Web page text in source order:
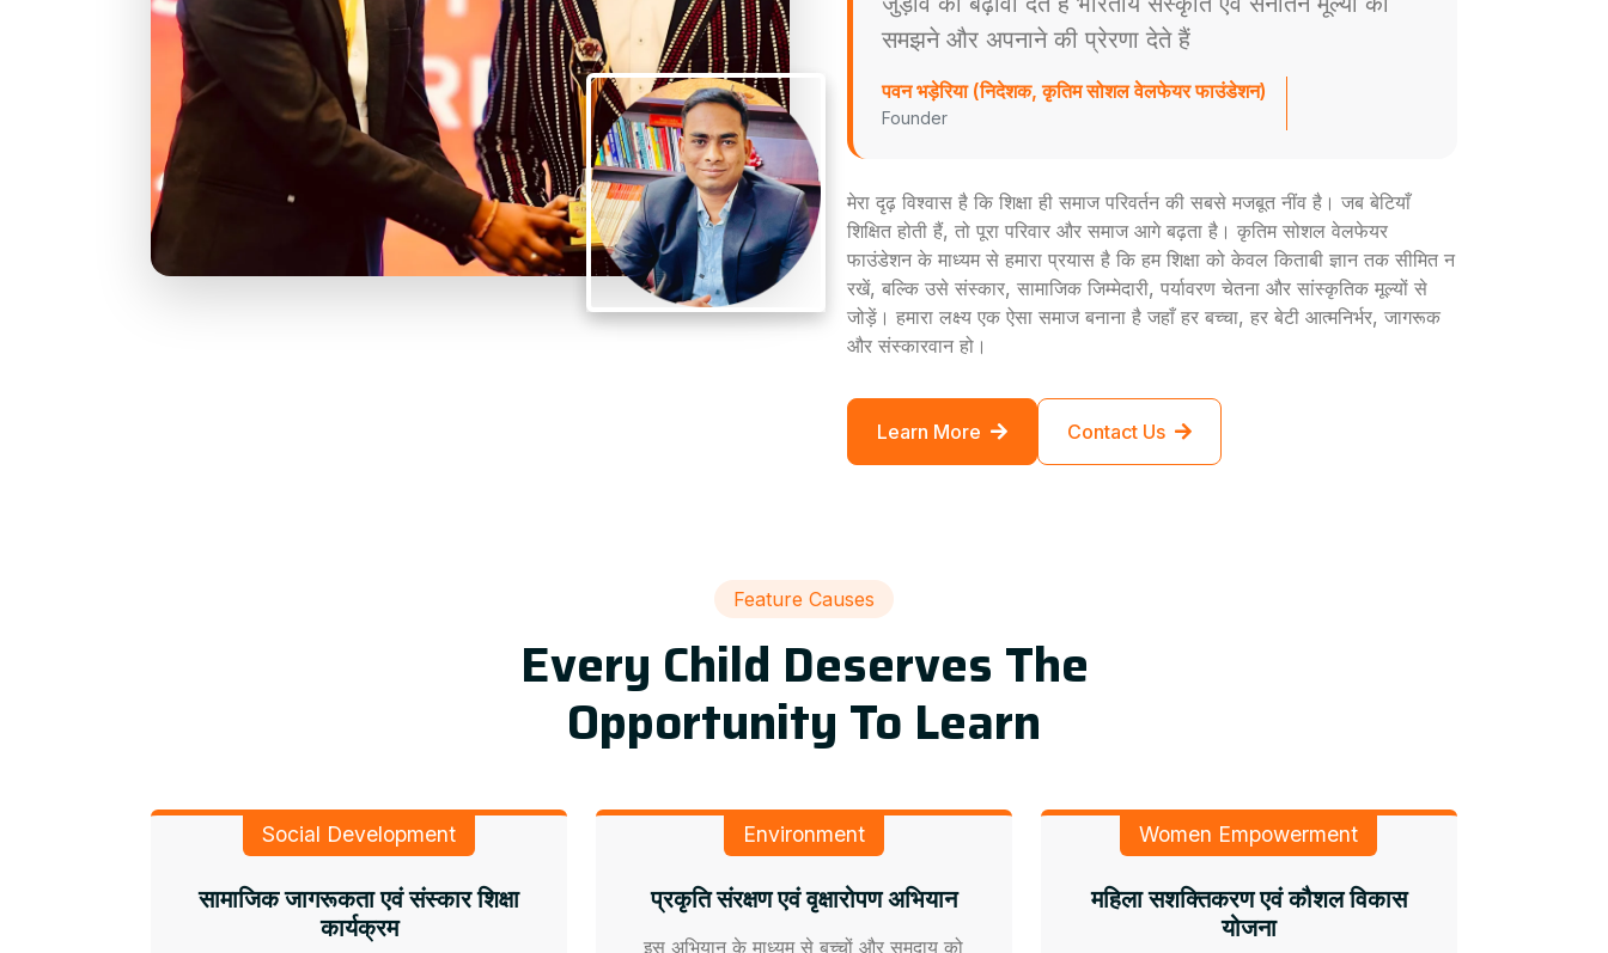
समझने और अपनाने की प्रेरणा देते हैं
पवन भड़ेरिया (निदेशक, कृतिम सोशल वेलफेयर फाउंडेशन)
Founder
मेरा दृढ़ विश्वास है कि शिक्षा ही समाज परिवर्तन की सबसे मजबूत नींव है। जब बेटियाँ
शिक्षित होती हैं, तो पूरा परिवार और समाज आगे बढ़ता है। कृतिम सोशल वेलफेयर
फाउंडेशन के माध्यम से हमारा प्रयास है कि हम शिक्षा को केवल किताबी ज्ञान तक सीमित न
रखें, बल्कि उसे संस्कार, सामाजिक जिम्मेदारी, पर्यावरण चेतना और सांस्कृतिक मूल्यों से
जोड़ें। हमारा लक्ष्य एक ऐसा समाज बनाना है जहाँ हर बच्चा, हर बेटी आत्मनिर्भर, जागरूक
और संस्कारवान हो।
Learn More Contact Us
Feature Causes
Every Child Deserves The
Opportunity To Learn
Social Development
सामाजिक जागरूकता एवं संस्कार शिक्षा
कार्यक्रम
Environment
प्रकृति संरक्षण एवं वृक्षारोपण अभियान
इस अभियान के माध्यम से बच्चों और समुदाय को
Women Empowerment
महिला सशक्तिकरण एवं कौशल विकास
योजना